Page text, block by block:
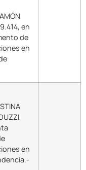
en
de
en
en